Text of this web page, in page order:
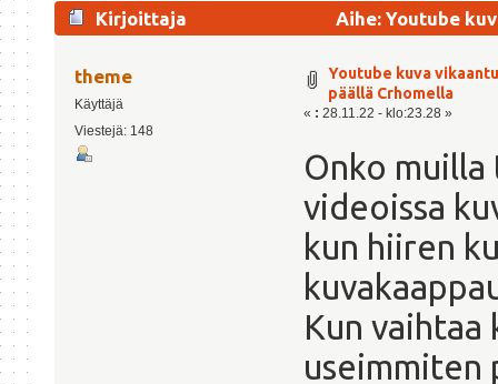
Kirjoittaja
Aihe: Youtube
theme
Käyttäjä
Viestejä: 148
Youtube kuva
päällä Crhomella
« : 28.11.22 - klo:23.28 »
Onko
videoissa
kun hiiren
Kun vaihtaa
useimmiten